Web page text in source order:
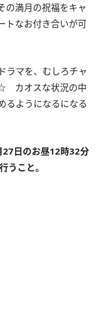
の満月の祝福をキャ
トなお付き合いが可
ラマを、むしろチャ
☆ カオスな状況の中
るようになるになる
27日のお昼12時32分
うこと。